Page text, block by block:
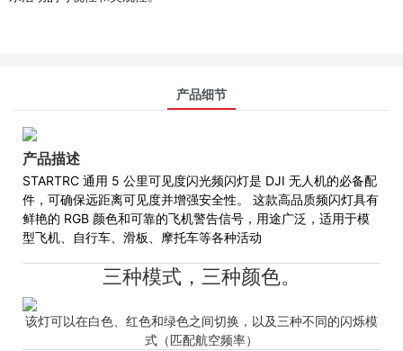
产品细节
产品描述
STARTRC 通用 5 公里可见度闪光频闪灯是 DJI 无人机的必备配
件，可确保远距离可见度并增强安全性。 这款高品质频闪灯具有
鲜艳的 RGB 颜色和可靠的飞机警告信号，用途广泛，适用于模
型飞机、自行车、滑板、摩托车等各种活动
三种模式，三种颜色。
该灯可以在白色、红色和绿色之间切换，以及三种不同的闪烁模
式（匹配航空频率）